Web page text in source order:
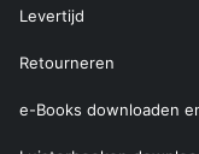
Levertijd
Retourneren
e-Books downloaden